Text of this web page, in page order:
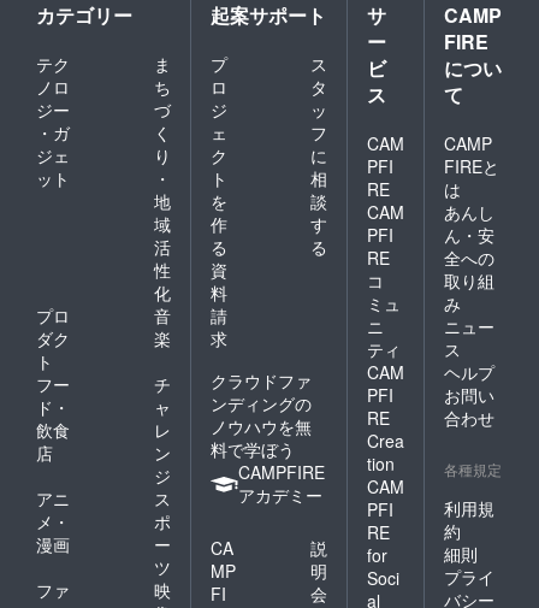
カテゴリー
テク
ノロ
ジー
・ガ
ジェ
ット
ま
ち
づ
く
り
・
地
域
活
性
化
プロ
ダク
ト
音
楽
フー
ド・
飲食
店
チ
ャ
レ
ン
ジ
アニ
メ・
漫画
ス
ポ
ー
ツ
ファ
映
起案サポート
プ
ロ
ジ
ェ
ク
ト
を
作
る
ス
タ
ッ
フ
に
相
談
す
る
資
料
請
求
クラウドファ
ンディングの
ノウハウを無
料で学ぼう
CAMPFIRE
アカデミー
CA
MP
FI
説
明
会
サ
ー
ビ
ス
CAM
PFI
RE
CAM
PFI
RE
コ
ミュ
ニ
ティ
CAM
PFI
RE
Crea
tion
CAM
PFI
RE
for
Soci
al
CAMP
FIRE
につい
て
CAMP
FIREと
は
あんし
ん・安
全への
取り組
み
ニュー
ス
ヘルプ
お問い
合わせ
各種規定
利用規
約
細則
プライ
バシー